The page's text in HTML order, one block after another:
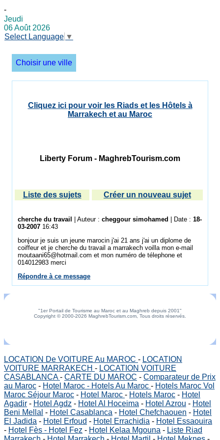
-
Jeudi
06 Août 2026
Select Language ▼
Choisir une ville
Cliquez ici pour voir les Riads et les Hôtels à
Marrakech et au Maroc
Liberty Forum - MaghrebTourism.com
Liste des sujets Créer un nouveau sujet
cherche du travail | Auteur : cheggour simohamed | Date : 18-
03-2007 16:43
bonjour je suis un jeune marocin j'ai 21 ans j'ai un diplome de
coiffeur et je cherche du travail a marrakech voilla mon e-mail
moutaani65@hotmail.com et mon numéro de télephone et
014012983 merci
Répondre à ce message
"1er Portail de Tourisme au Maroc et au Maghreb depuis 2001"
Copyright © 2000-2026 MaghrebTourism.com, Tous droits réservés.
LOCATION De VOITURE Au MAROC - LOCATION
VOITURE MARRAKECH - LOCATION VOITURE
CASABLANCA- CARTE DU MAROC - Comparateur de Prix
au Maroc - Hotel Maroc - Hotels Au Maroc - Hotels Maroc Vol
Maroc Séjour Maroc - Hotel Maroc - Hotels Maroc - Hotel
Agadir - Hotel Agdz - Hotel Al Hoceima - Hotel Azrou - Hotel
Beni Mellal - Hotel Casablanca - Hotel Chefchaouen - Hotel
El Jadida - Hotel Erfoud - Hotel Errachidia - Hotel Essaouira
- Hotel Fès - Hotel Fez - Hotel Kelaa Mgouna - Liste Riad